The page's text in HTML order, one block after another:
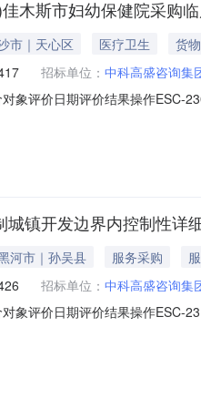
木斯市妇幼保健院采购
市｜天心区 医疗卫生
货物
招标单位： 中科高盛咨询集
象评价日期评价结果操作ESC-
（6分）EEC-230801-
镇开发边界内控制性详
河市｜孙吴县 服务采购
招标单位： 中科高盛咨询集
象评价日期评价结果操作ESC-
200398804辛**中科高盛咨询集